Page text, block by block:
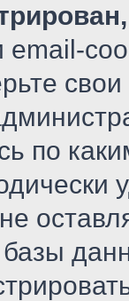
email-
по